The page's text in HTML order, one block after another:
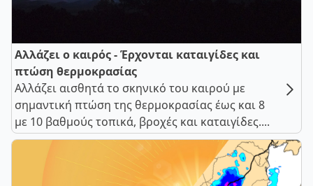
Αλλάζει ο καιρός - Έρχονται καταιγίδες και
πτώση θερμοκρασίας
Αλλάζει αισθητά το σκηνικό του καιρού με
σημαντική πτώση της θερμοκρασίας έως και 8
με 10 βαθμούς τοπικά, βροχές και καταιγίδες....